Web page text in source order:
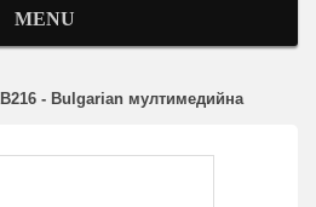
MENU
- Bulgarian мултимедийна